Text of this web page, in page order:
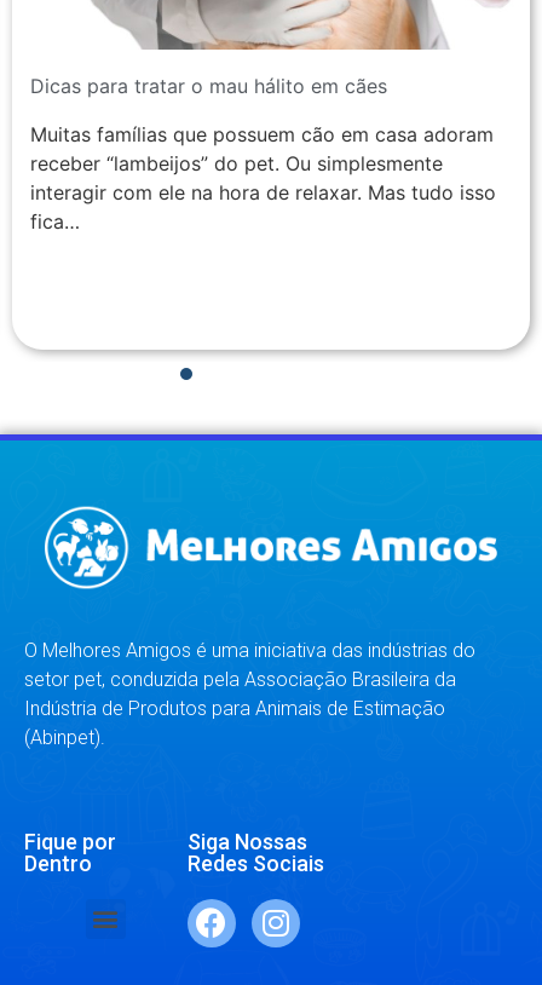
Dicas para tratar o mau hálito em cães
Muitas famílias que possuem cão em casa adoram
receber “lambeijos” do pet. Ou simplesmente
interagir com ele na hora de relaxar. Mas tudo isso
fica…
O Melhores Amigos é uma iniciativa das indústrias do
setor pet, conduzida pela Associação Brasileira da
Indústria de Produtos para Animais de Estimação
(Abinpet).
Fique por
Dentro
Siga Nossas
Redes Sociais